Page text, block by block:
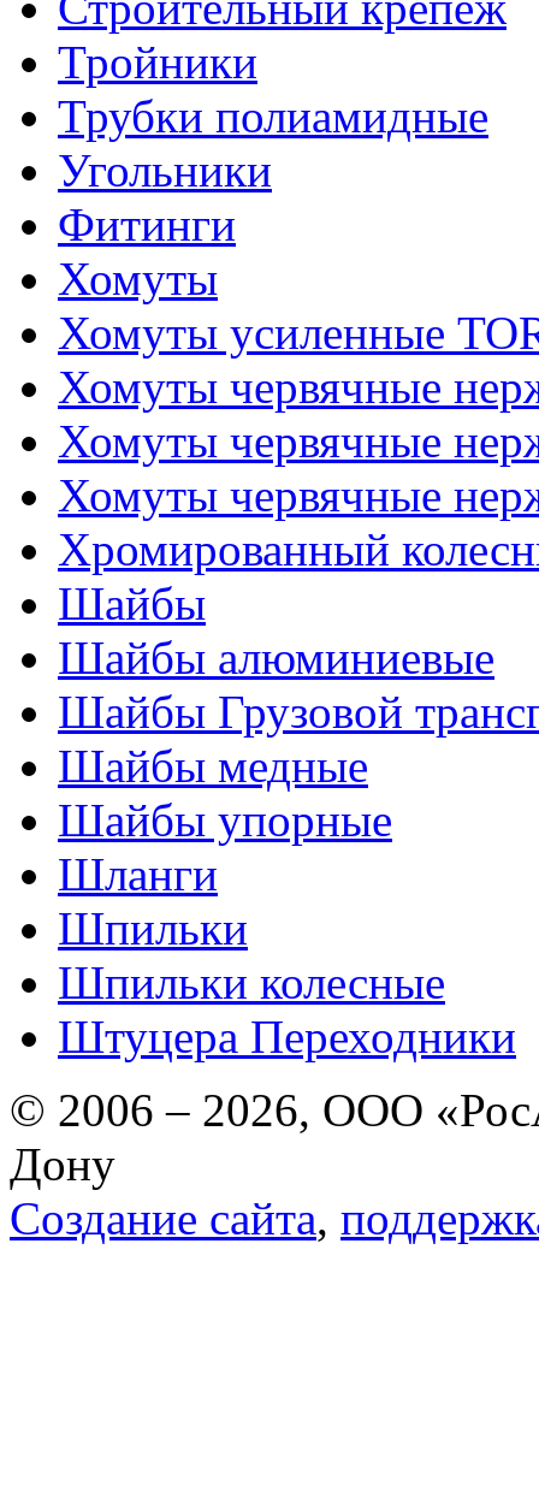
Тройники
Трубки полиамидные
Угольники
Фитинги
Хомуты
Хомуты усиленные
Хомуты червячные
Хомуты червячные
Хомуты червячные
Хромированный
Шайбы
Шайбы алюминиевые
Шайбы Грузовой
Шайбы медные
Шайбы упорные
Шланги
Шпильки
Шпильки колесные
Штуцера Переходники
© 2006 – 2026, ООО
Дону
Создание сайта,